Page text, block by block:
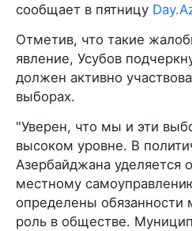
сообщает в пятницу
Отметив, что такие
явление, Усубов
должен активно
выборах.
"Уверен, что мы и эти
высоком уровне. В
Азербайджана уделяется
местному
определены обязанности
роль в обществе.